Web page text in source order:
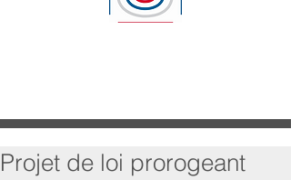
Projet de loi prorogeant